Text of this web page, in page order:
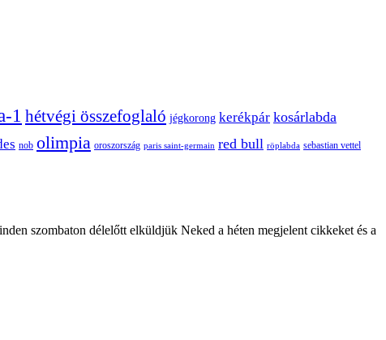
1 hétvégi összefoglaló jégkorong kerékpár kosárlabda
nob olimpia oroszország paris saint-germain red bull röplabda sebastian vettel
szombaton délelőtt elküldjük Neked a héten megjelent cikkeket és a